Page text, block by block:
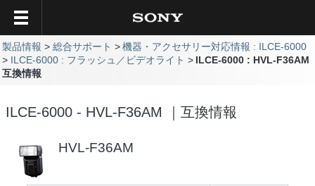
製品情報 総合サポート
機器・アクセサリー対応情報 : ILCE-6000
ILCE-6000 : フラッシュ／ビデオライト
ILCE-6000 : HVL-F36AM
互換情報
ILCE-6000 - HVL-F36AM ｜互換情報
HVL-F36AM